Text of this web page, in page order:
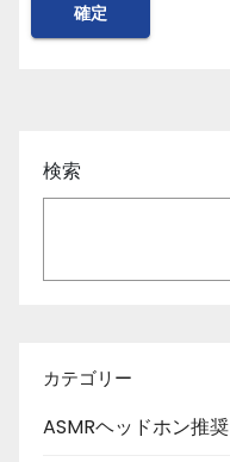
検索
カテゴリー
ASMRヘッドホン推奨